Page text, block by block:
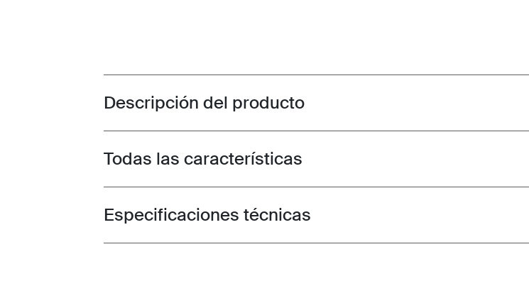
Toggle overview
Descripción del producto
Toggle features
Todas las características
Toggle techspec
Especificaciones técnicas